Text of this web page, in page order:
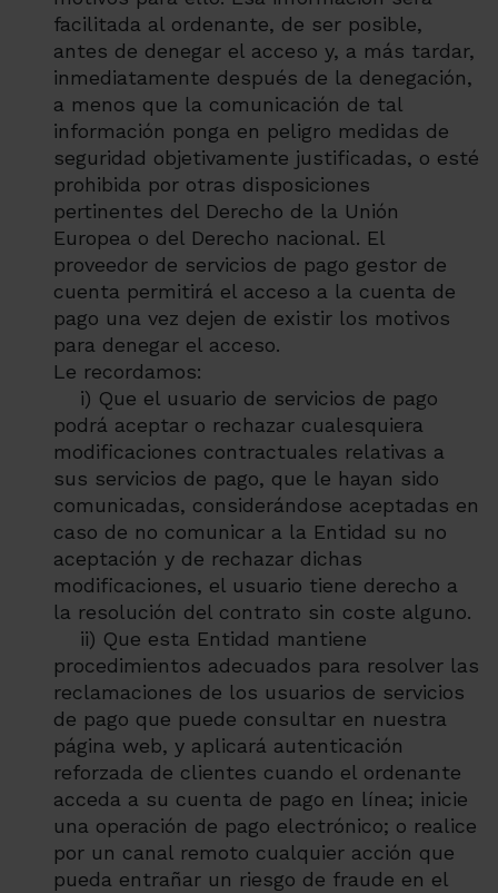
facilitada al ordenante, de ser posible,
antes de denegar el acceso y, a más tardar,
inmediatamente después de la denegación,
a menos que la comunicación de tal
información ponga en peligro medidas de
seguridad objetivamente justificadas, o esté
prohibida por otras disposiciones
pertinentes del Derecho de la Unión
Europea o del Derecho nacional. El
proveedor de servicios de pago gestor de
cuenta permitirá el acceso a la cuenta de
pago una vez dejen de existir los motivos
para denegar el acceso.
Le recordamos:
i) Que el usuario de servicios de pago
podrá aceptar o rechazar cualesquiera
modificaciones contractuales relativas a
sus servicios de pago, que le hayan sido
comunicadas, considerándose aceptadas en
caso de no comunicar a la Entidad su no
aceptación y de rechazar dichas
modificaciones, el usuario tiene derecho a
la resolución del contrato sin coste alguno.
ii) Que esta Entidad mantiene
procedimientos adecuados para resolver las
reclamaciones de los usuarios de servicios
de pago que puede consultar en nuestra
página web, y aplicará autenticación
reforzada de clientes cuando el ordenante
acceda a su cuenta de pago en línea; inicie
una operación de pago electrónico; o realice
por un canal remoto cualquier acción que
pueda entrañar un riesgo de fraude en el